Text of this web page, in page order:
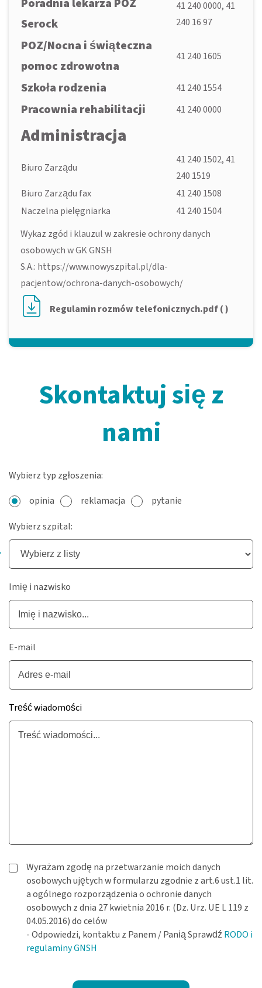
Poradnia lekarza POZ
Serock
41 240 0000, 41
240 16 97
POZ/Nocna i świąteczna
pomoc zdrowotna
41 240 1605
Szkoła rodzenia 41 240 1554
Pracownia rehabilitacji 41 240 0000
Administracja
Biuro Zarządu
41 240 1502, 41
240 1519
Biuro Zarządu fax
41 240 1508
Naczelna pielęgniarka
41 240 1504
Wykaz zgód i klauzul w zakresie ochrony danych
osobowych w GK GNSH
S.A.: https://www.nowyszpital.pl/dla-
pacjentow/ochrona-danych-osobowych/
Regulamin rozmów telefonicznych.pdf ( )
Skontaktuj się z
nami
Wybierz typ zgłoszenia:
opinia
reklamacja
pytanie
Wybierz szpital:
Imię i nazwisko
E-mail
Treść wiadomości
Wyrażam zgodę na przetwarzanie moich danych
osobowych ujętych w formularzu zgodnie z art.6 ust.1 lit.
a ogólnego rozporządzenia o ochronie danych
osobowych z dnia 27 kwietnia 2016 r. (Dz. Urz. UE L 119 z
04.05.2016) do celów
- Odpowiedzi, kontaktu z Panem / Panią SprawdźRODO i
regulaminy GNSH